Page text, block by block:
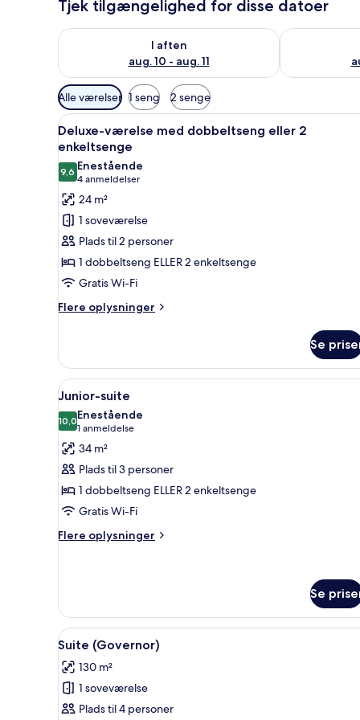
Tjek tilgængelighed for disse datoer
I aften
aug. 10 - aug. 11
Tjek tilgængelighed for i aften aug. 10 - aug. 11
Tjek
Tilgængelige
filtre
for
værelser
Alle værelser 1 seng 2 senge
Indlæs
alle
billeder
af
Deluxe-
værelse
med
dobbeltseng
eller
2
enkeltsenge
Et moderne badeværelse
4
Deluxe-værelse med dobbeltseng eller 2
enkeltsenge
9,69,6 ud af 10
Enestående
4 anmeldelser
(4
anmeldelser)
24 m²
1 soveværelse
Plads til 2 personer
1 dobbeltseng ELLER 2 enkeltsenge
Gratis Wi-Fi
Flere oplysninger
Flere
værelse
med
dobbeltseng
eller
2
enkeltsenge
Se
Indlæs
alle
billeder
af
Junior-
suite
Et hotelværelse med et stort
5
Junior-suite
10,010,0 ud af 10
Enestående
1 anmeldelse
(1
anmeldelse)
34 m²
Plads til 3 personer
1 dobbeltseng ELLER 2 enkeltsenge
Gratis Wi-Fi
Flere oplysninger
Flere
Se
Indlæs
alle
billeder
af
Suite
En moderne stue med
6
Suite (Governor)
130 m²
1 soveværelse
Plads til 4 personer